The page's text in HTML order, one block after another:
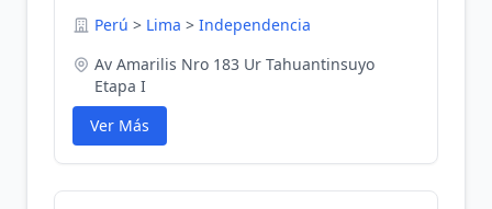
Perú > Lima > Independencia
Av Amarilis Nro 183 Ur Tahuantinsuyo
Etapa I
Ver Más